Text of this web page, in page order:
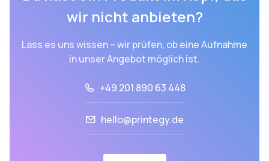
wir nicht anbieten?
Lass es uns wissen – wir prüfen, ob eine Aufnahme
in unser Angebot möglich ist.
+49 201 890 63 448
hello@printegy.de